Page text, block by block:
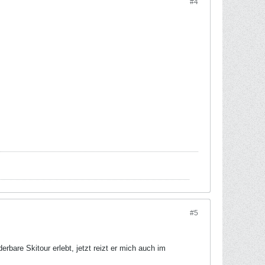
#4
#5
Skitour erlebt, jetzt reizt er mich auch im